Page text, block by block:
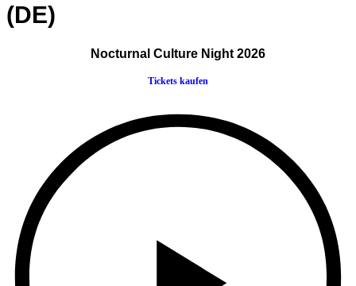
(DE)
Nocturnal Culture Night 2026
Tickets kaufen